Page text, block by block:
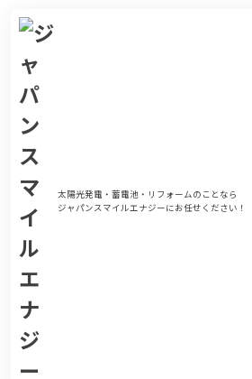
太陽光発電・蓄電池・リフォームのことなら
ジャパンスマイルエナジーにお任せください！